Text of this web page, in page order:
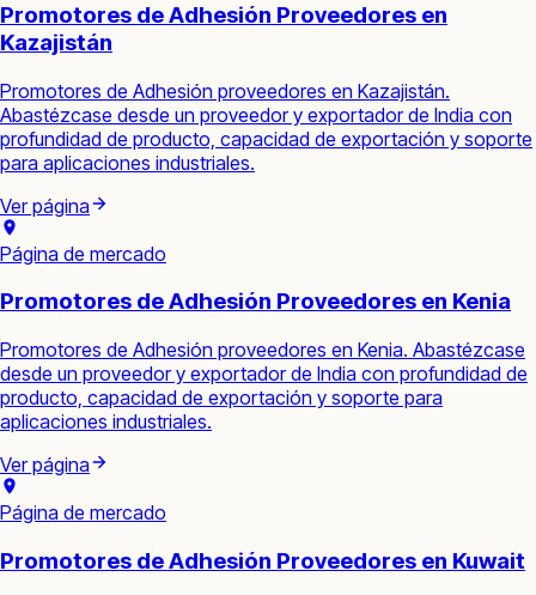
Promotores de Adhesión Proveedores en
Kazajistán
Promotores de Adhesión proveedores en Kazajistán.
Abastézcase desde un proveedor y exportador de India con
profundidad de producto, capacidad de exportación y soporte
para aplicaciones industriales.
Ver página
Página de mercado
Promotores de Adhesión Proveedores en Kenia
Promotores de Adhesión proveedores en Kenia. Abastézcase
desde un proveedor y exportador de India con profundidad de
producto, capacidad de exportación y soporte para
aplicaciones industriales.
Ver página
Página de mercado
Promotores de Adhesión Proveedores en Kuwait